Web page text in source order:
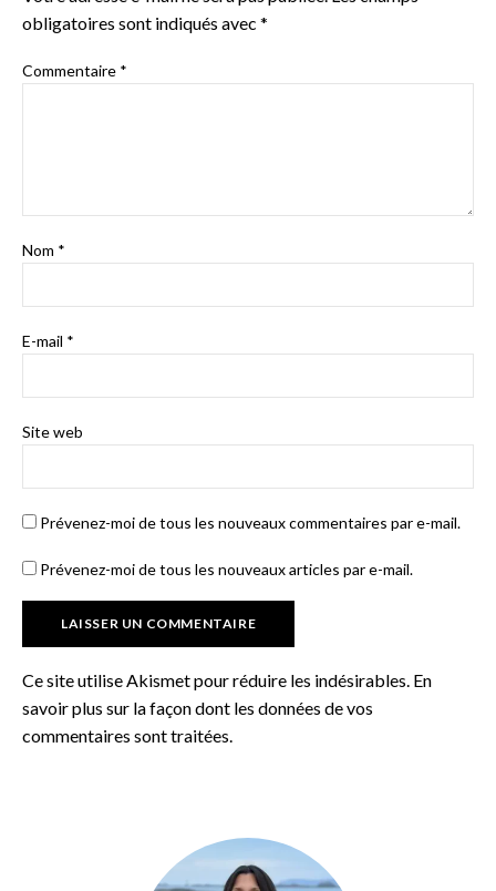
obligatoires sont indiqués avec *
Commentaire *
Nom *
E-mail *
Site web
Prévenez-moi de tous les nouveaux commentaires par e-mail.
Prévenez-moi de tous les nouveaux articles par e-mail.
Ce site utilise Akismet pour réduire les indésirables. En
savoir plus sur la façon dont les données de vos
commentaires sont traitées